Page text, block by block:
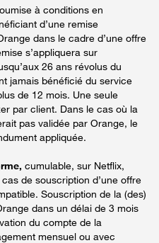
à conditions en
d’une remise
dans le cadre d’une offre
s’appliquera sur
26 ans révolus du
jamais bénéficié du service
de 12 mois. Une seule
par client. Dans le cas où la
pas validée par Orange, le
appliquée.
cumulable, sur Netflix,
de souscription d’une offre
Souscription de la (des)
dans un délai de 3 mois
du compte de la
mensuel ou avec